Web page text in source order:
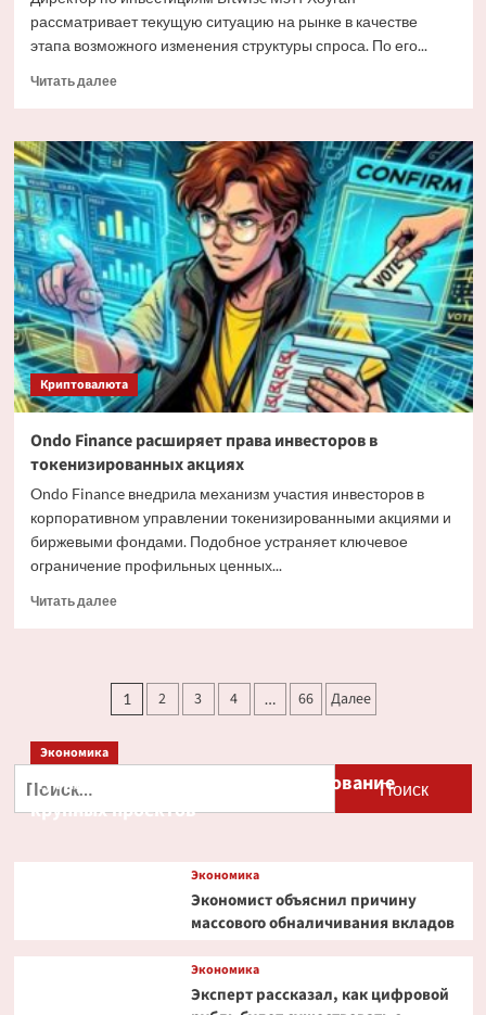
рассматривает текущую ситуацию на рынке в качестве
этапа возможного изменения структуры спроса. По его...
Читать далееПрочитать
Мэтт
Хоуган
о
трансформации
спроса
на
Bitcoin
Криптовалюта
Ondo Finance расширяет права инвесторов в
токенизированных акциях
Ondo Finance внедрила механизм участия инвесторов в
корпоративном управлении токенизированными акциями и
биржевыми фондами. Подобное устраняет ключевое
ограничение профильных ценных...
Читать далееПрочитать
Finance
расширяет
инвесторов
в
Пагинация
записей
1 2 3 4 … 66 Далее
Экономика
Путин и Костин обсудили кредитование
крупных проектов
Экономика
Экономист объяснил причину
массового обналичивания вкладов
Экономика
Эксперт рассказал, как цифровой